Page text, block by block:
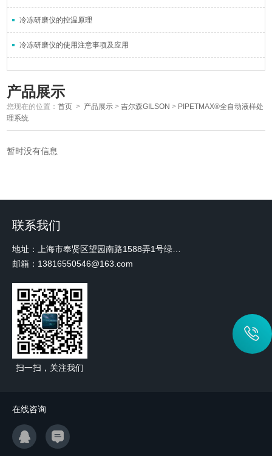
冷冻研磨仪的控温原理
冷冻研磨仪的使用注意事项及应用
产品展示
您现在的位置：首页 > 产品展示 >吉尔森GILSON > PIPETMAX®全自动液样处
理系统
暂时没有信息
联系我们
邮箱：13816550546@163.com
扫一扫，关注我们
在线咨询